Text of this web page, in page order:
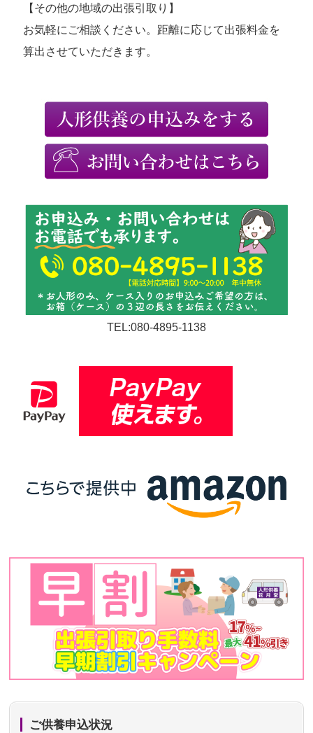
【その他の地域の出張引取り】
お気軽にご相談ください。距離に応じて出張料金を
算出させていただきます。
TEL:080-4895-1138
ご供養申込状況